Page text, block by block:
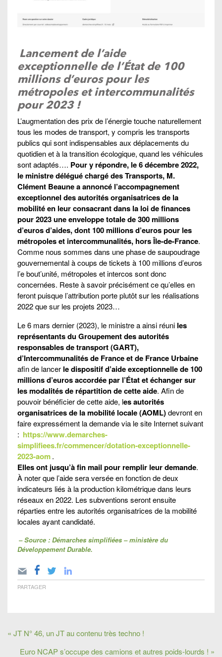
Lancement de l’aide
exceptionnelle de l’État de 100
millions d’euros pour les
métropoles et intercommunalités
pour 2023 !
L’augmentation des prix de l’énergie touche naturellement
tous les modes de transport, y compris les transports
publics qui sont indispensables aux déplacements du
quotidien et à la transition écologique, quand les véhicules
sont adaptés…. Pour y répondre, le 6 décembre 2022,
le ministre délégué chargé des Transports, M.
Clément Beaune a annoncé l’accompagnement
exceptionnel des autorités organisatrices de la
mobilité en leur consacrant dans la loi de finances
pour 2023 une enveloppe totale de 300 millions
d’euros d’aides, dont 100 millions d’euros pour les
métropoles et intercommunalités, hors Île-de-France.
Comme nous sommes dans une phase de saupoudrage
gouvernemental à coups de tickets à 100 millions d’euros
l’e bout’unité, métropoles et intercos sont donc
concernées. Reste à savoir précisément ce qu’elles en
feront puisque l’attribution porte plutôt sur les réalisations
2022 que sur les projets 2023…
Le 6 mars dernier (2023), le ministre a ainsi réuni les
représentants du Groupement des autorités
responsables de transport (GART),
d’Intercommunalités de France et de France Urbaine
afin de lancer le dispositif d’aide exceptionnelle de 100
millions d’euros accordée par l’État et échanger sur
les modalités de répartition de cette aide. Afin de
pouvoir bénéficier de cette aide, les autorités
organisatrices de la mobilité locale (AOML)devront en
faire expressément la demande via le site Internet suivant
: https://www.demarches-
simplifiees.fr/commencer/dotation-exceptionnelle-
2023-aom.
Elles ont jusqu’à fin mail pour remplir leur demande.
À noter que l’aide sera versée en fonction de deux
indicateurs liés à la production kilométrique dans leurs
réseaux en 2022. Les subventions seront ensuite
réparties entre les autorités organisatrices de la mobilité
locales ayant candidaté.
– Source : Démarches simplifiées – ministère du
Développement Durable.
PARTAGER
« JT N° 46, un JT au contenu très techno !
Euro NCAP s’occupe des camions et autres poids-lourds ! »